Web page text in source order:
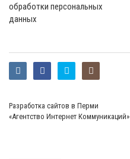
обработки персональных
данных
Разработка сайтов в Перми
«Агентство Интернет Коммуникаций»